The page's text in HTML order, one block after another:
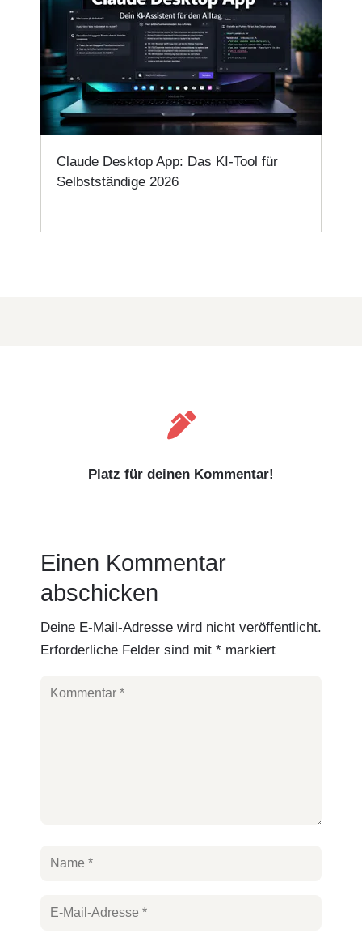
Claude Desktop App: Das KI-Tool für
Selbstständige 2026

Platz für deinen Kommentar!
Einen Kommentar
abschicken
Deine E-Mail-Adresse wird nicht veröffentlicht.
Erforderliche Felder sind mit * markiert